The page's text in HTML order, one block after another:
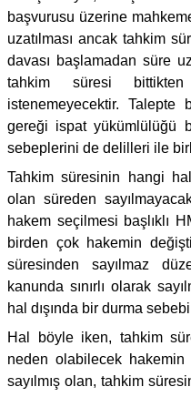
başvurusu üzerine
uzatılması ancak tahkim
davası başlamadan süre
tahkim süresi
istenemeyecektir. Talepte
gereği ispat yükümlülüğü
sebeplerini de delilleri ile
Tahkim süresinin hangi
olan süreden
hakem seçilmesi başlıklı
birden çok hakemin
süresinden sayılmaz
kanunda sınırlı olarak
hal dışında bir durma
Hal böyle iken, tahkim
neden olabilecek hakemin
sayılmış olan, tahkim